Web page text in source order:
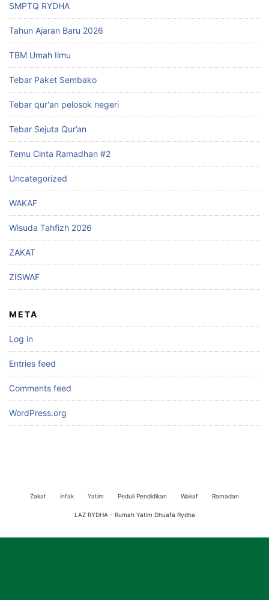
SMPTQ RYDHA
Tahun Ajaran Baru 2026
TBM Umah Ilmu
Tebar Paket Sembako
Tebar qur'an pelosok negeri
Tebar Sejuta Qur’an
Temu Cinta Ramadhan #2
Uncategorized
WAKAF
Wisuda Tahfizh 2026
ZAKAT
ZISWAF
META
Log in
Entries feed
Comments feed
WordPress.org
Zakat infak Yatim Peduli Pendidikan Wakaf Ramadan
LAZ RYDHA - Rumah Yatim Dhuafa Rydha